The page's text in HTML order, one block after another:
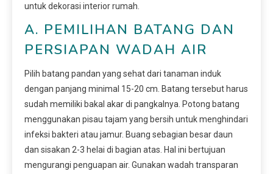
untuk dekorasi interior rumah.
A. PEMILIHAN BATANG DAN
PERSIAPAN WADAH AIR
Pilih batang pandan yang sehat dari tanaman induk
dengan panjang minimal 15-20 cm. Batang tersebut harus
sudah memiliki bakal akar di pangkalnya. Potong batang
menggunakan pisau tajam yang bersih untuk menghindari
infeksi bakteri atau jamur. Buang sebagian besar daun
dan sisakan 2-3 helai di bagian atas. Hal ini bertujuan
mengurangi penguapan air. Gunakan wadah transparan